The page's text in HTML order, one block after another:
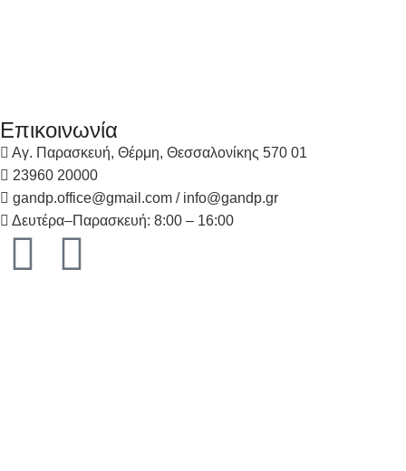
Επικοινωνία
Αγ. Παρασκευή, Θέρμη, Θεσσαλονίκης 570 01
23960 20000
gandp.office@gmail.com / info@gandp.gr
Δευτέρα–Παρασκευή: 8:00 – 16:00